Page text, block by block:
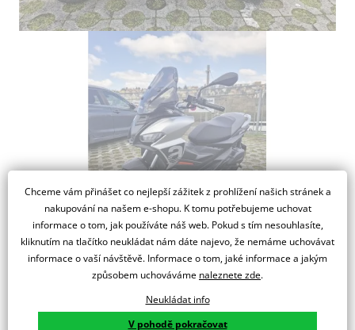
Chceme vám přinášet co nejlepší zážitek z prohlížení našich stránek a
nakupování na našem e-shopu. K tomu potřebujeme uchovat
informace o tom, jak používáte náš web. Pokud s tím nesouhlasíte,
kliknutím na tlačítko neukládat nám dáte najevo, že nemáme uchovávat
informace o vaší návštěvě. Informace o tom, jaké informace a jakým
způsobem uchováváme naleznete zde.
Neukládat info
V pohodě pokračovat